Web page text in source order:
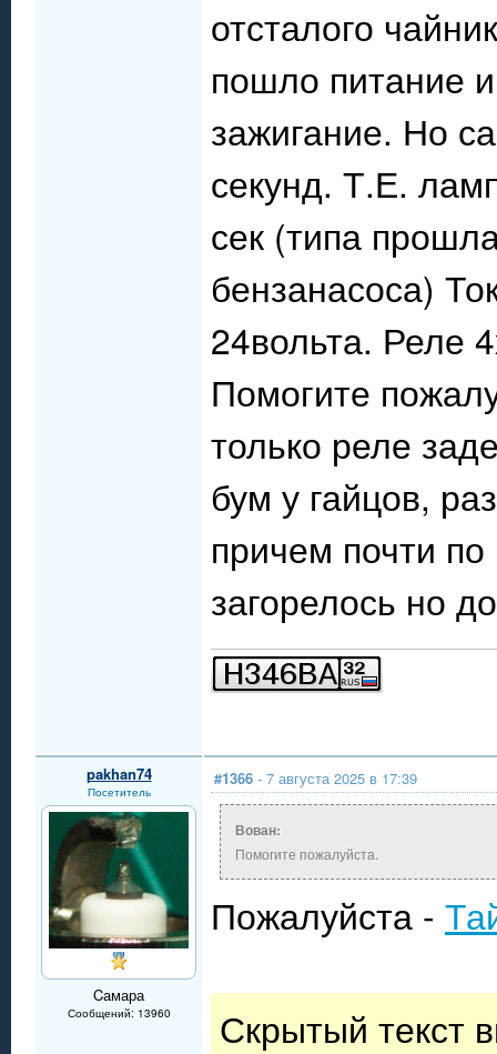
отсталого
пошло питание
зажигание. Но
секунд. Т.Е.
сек (типа
бензанасоса)
24вольта. Реле
Помогите
только реле
бум у гайцов,
причем почти
загорелось но
pakhan74
Посетитель
Cамара
Сообщений: 13960
#1366 - 7 августа 2025 в 17:39
Вован:
Помогите пожалуйста.
Пожалуйста -
Скрытый текст